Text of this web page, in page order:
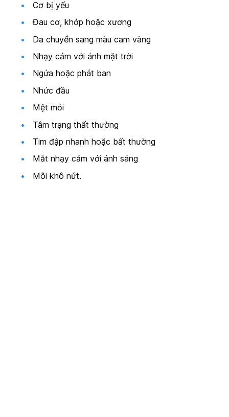
Cơ bị yếu
Đau cơ, khớp hoặc xương
Da chuyển sang màu cam vàng
Nhạy cảm với ánh mặt trời
Ngứa hoặc phát ban
Nhức đầu
Mệt mỏi
Tâm trạng thất thường
Tim đập nhanh hoặc bất thường
Mắt nhạy cảm với ánh sáng
Môi khô nứt.